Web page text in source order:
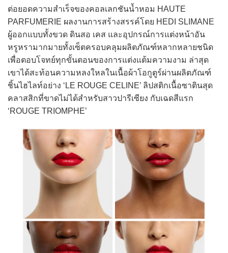
ต่อยอดความสำเร็จของคอลเลกชันน้ำหอม HAUTE
PARFUMERIE ผลงานการสร้างสรรค์โดย HEDI SLIMANE
ผู้ออกแบบทั้งขวด ดินสอ เคส และอุปกรณ์การแต่งหน้าอัน
หรูหรามากมายทั้งเซ็ตครอบคลุมผลิตภัณฑ์หลากหลายชนิด
เพื่อตอบโจทย์ทุกขั้นตอนของการแต่งแต้มความงาม ล่าสุด
เขาได้สะท้อนความหลงใหลในเนื้อผ้าโอกูตูร์ผ่านผลิตภัณฑ์
ชิ้นไฮไลท์อย่าง ‘LE ROUGE CELINE’ ลิปสติกเนื้อซาตินสุด
คลาสสิกที่ขาดไม่ได้สำหรับสาวปารีเซียง กับเฉดสีแรก
‘ROUGE TRIOMPHE’